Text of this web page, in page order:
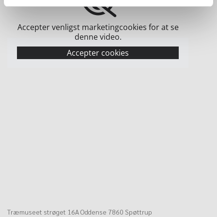
Accepter venligst marketingcookies for at se
denne video.
Accepter cookies
Træmuseet strøget 16A Oddense 7860 Spøttrup